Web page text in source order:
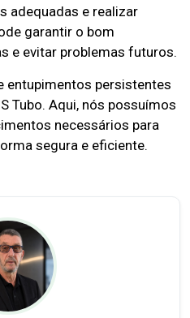
adequadas e realizar
garantir o bom
e evitar problemas futuros.
entupimentos persistentes
Tubo. Aqui, nós possuímos
necessários para
segura e eficiente.